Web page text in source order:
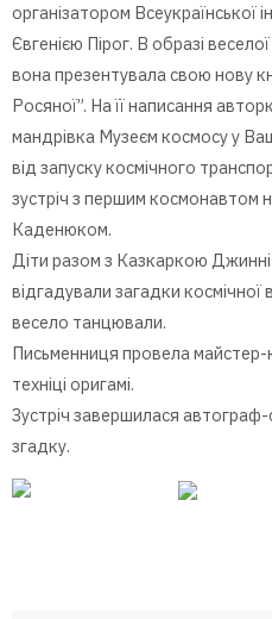
організатором Всеукраїнської
Євгенією Пірог. В образі
вона презентувала свою нову
Росяної”. На її написання
мандрівка Музеєм космосу у
від запуску космічного
зустріч з першим космонавтом
Каденюком.
Діти разом з Казкаркою
відгадували загадки космічної
весело танцювали.
Письменниця провела майстер-
техніці оригамі.
Зустріч завершилася
згадку.